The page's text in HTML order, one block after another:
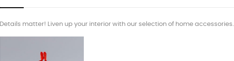
Details matter! Liven up your interior with our selection of home accessories.